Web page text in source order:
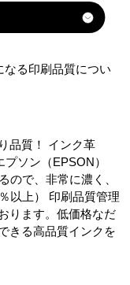
ゼン
タ
イエロ
ー
る印刷品質につい
品質！ インク革
ソン（EPSON）
ので、非常に濃く、
以上） 印刷品質管理
ります。低価格なだ
きる高品質インクを